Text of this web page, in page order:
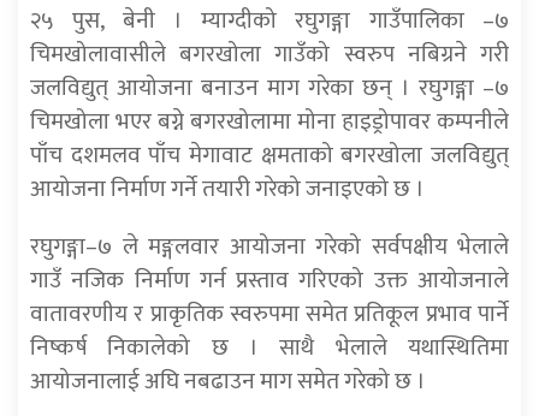
२५ पुस, बेनी । म्याग्दीको रघुगङ्गा गाउँपालिका –७
चिमखोलावासीले बगरखोला गाउँको स्वरुप नबिग्रने गरी
जलविद्युत् आयोजना बनाउन माग गरेका छन् । रघुगङ्गा –७
चिमखोला भएर बग्ने बगरखोलामा मोना हाइड्रोपावर कम्पनीले
पाँच दशमलव पाँच मेगावाट क्षमताको बगरखोला जलविद्युत्
आयोजना निर्माण गर्ने तयारी गरेको जनाइएको छ ।
रघुगङ्गा–७ ले मङ्गलवार आयोजना गरेको सर्वपक्षीय भेलाले
गाउँ नजिक निर्माण गर्न प्रस्ताव गरिएको उक्त आयोजनाले
वातावरणीय र प्राकृतिक स्वरुपमा समेत प्रतिकूल प्रभाव पार्ने
निष्कर्ष निकालेको छ । साथै भेलाले यथास्थितिमा
आयोजनालाई अघि नबढाउन माग समेत गरेको छ ।